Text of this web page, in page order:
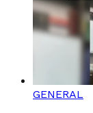
GENERAL